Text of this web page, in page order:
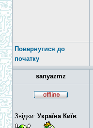
Повернутися до
початку
sanyazmz
Звідки: Україна Київ